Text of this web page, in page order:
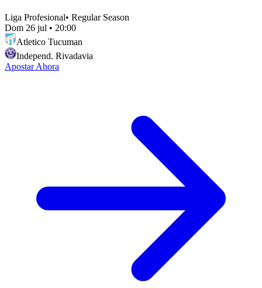
Liga Profesional• Regular Season
Dom 26 jul • 20:00
Atletico Tucuman
Independ. Rivadavia
Apostar Ahora